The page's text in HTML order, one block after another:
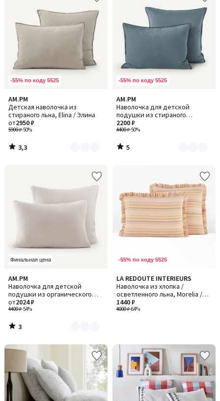
-55% по коду 5525
AM.PM
Детская наволочка из
стираного льна, Elina / Элина
5900 ₽-50%
от2950 ₽
3,3
/ 5
Количество
цветов:
2
3,3
/
-55% по коду 5525
AM.PM
Наволочка для детской
подушки из стираного
биохлопкового плотна, Gypse /
Джипс
4400 ₽-50%
2200 ₽
5
/
5
Количество
цветов:
3
5
/
Финальная цена
AM.PM
Наволочка для детской
подушки из органического
хлопкового газа, Yafa / Яфа
4400 ₽-54%
от2024 ₽
3
/
5
Количество
цветов:
4
3
/
-55% по коду 5525
LA REDOUTE INTERIEURS
Наволочка из хлопка /
осветленного льна, Morelia /
Морелия
4000 ₽-64%
1440 ₽